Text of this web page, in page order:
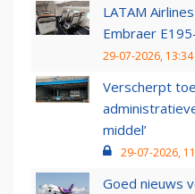
LATAM
Embraer
29-07-2026, 13:34
Verscherpt
middel’
29-07-2026,
Goed nieuws